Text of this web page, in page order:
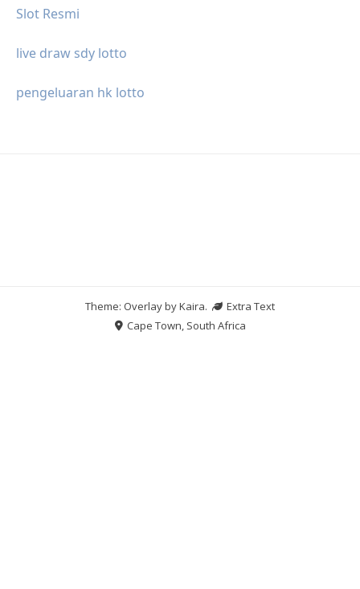
Slot Resmi
live draw sdy lotto
pengeluaran hk lotto
Theme: Overlay byKaira.
Extra Text
Cape Town, South Africa